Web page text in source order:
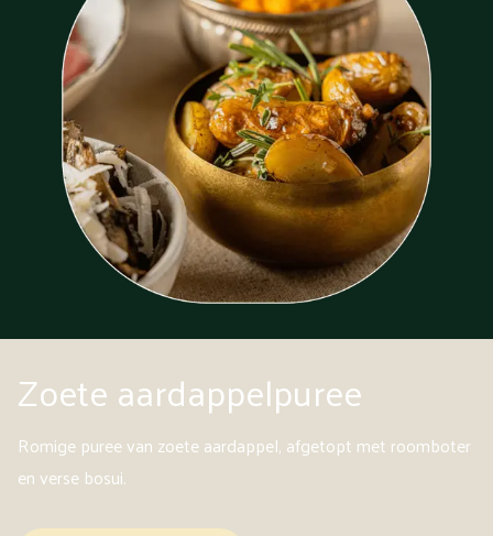
Zoete aardappelpuree
Romige puree van zoete aardappel, afgetopt met roomboter
en verse bosui.